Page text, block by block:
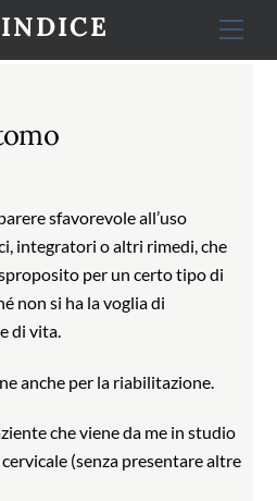
sfavorevole all’uso
integratori o altri rimedi, che
per un certo tipo di
non si ha la voglia di
di vita.
anche per la riabilitazione.
che viene da me in studio
(senza presentare altre